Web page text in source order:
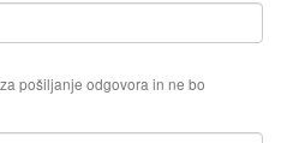
pošiljanje odgovora in ne bo